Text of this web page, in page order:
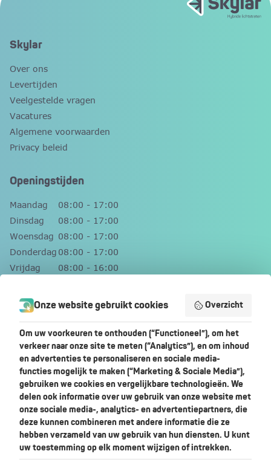
Contact
+31 (0)492 218975
info@skylar.nl
+31 619966247
Achterdijk 14
5705CB Helmond
Openingstijden
Maandag
08:00 - 17:00
Dinsdag
08:00 - 17:00
Woensdag 08:00 - 17:00
Donderdag 08:00 - 17:00
Vrijdag
08:00 - 16:00
Zondag
Gesloten
Skylar
Over ons
Levertijden
Veelgestelde vragen
Vacatures
Algemene voorwaarden
Privacy beleid
Onze website gebruikt cookies Overzicht
Om uw voorkeuren te onthouden (“Functioneel”), om het
verkeer naar onze site te meten (“Analytics”), en om inhoud
en advertenties te personaliseren en sociale media-
functies mogelijk te maken (“Marketing & Sociale Media”),
gebruiken we cookies en vergelijkbare technologieën. We
delen ook informatie over uw gebruik van onze website met
onze sociale media-, analytics- en advertentiepartners, die
deze kunnen combineren met andere informatie die ze
hebben verzameld van uw gebruik van hun diensten. U kunt
uw toestemming op elk moment wijzigen of intrekken.